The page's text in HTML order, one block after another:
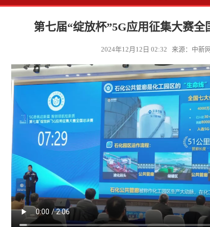
第七届“绽放杯”5G应用征集大赛
2024年12月12日 02:32 来源：中新